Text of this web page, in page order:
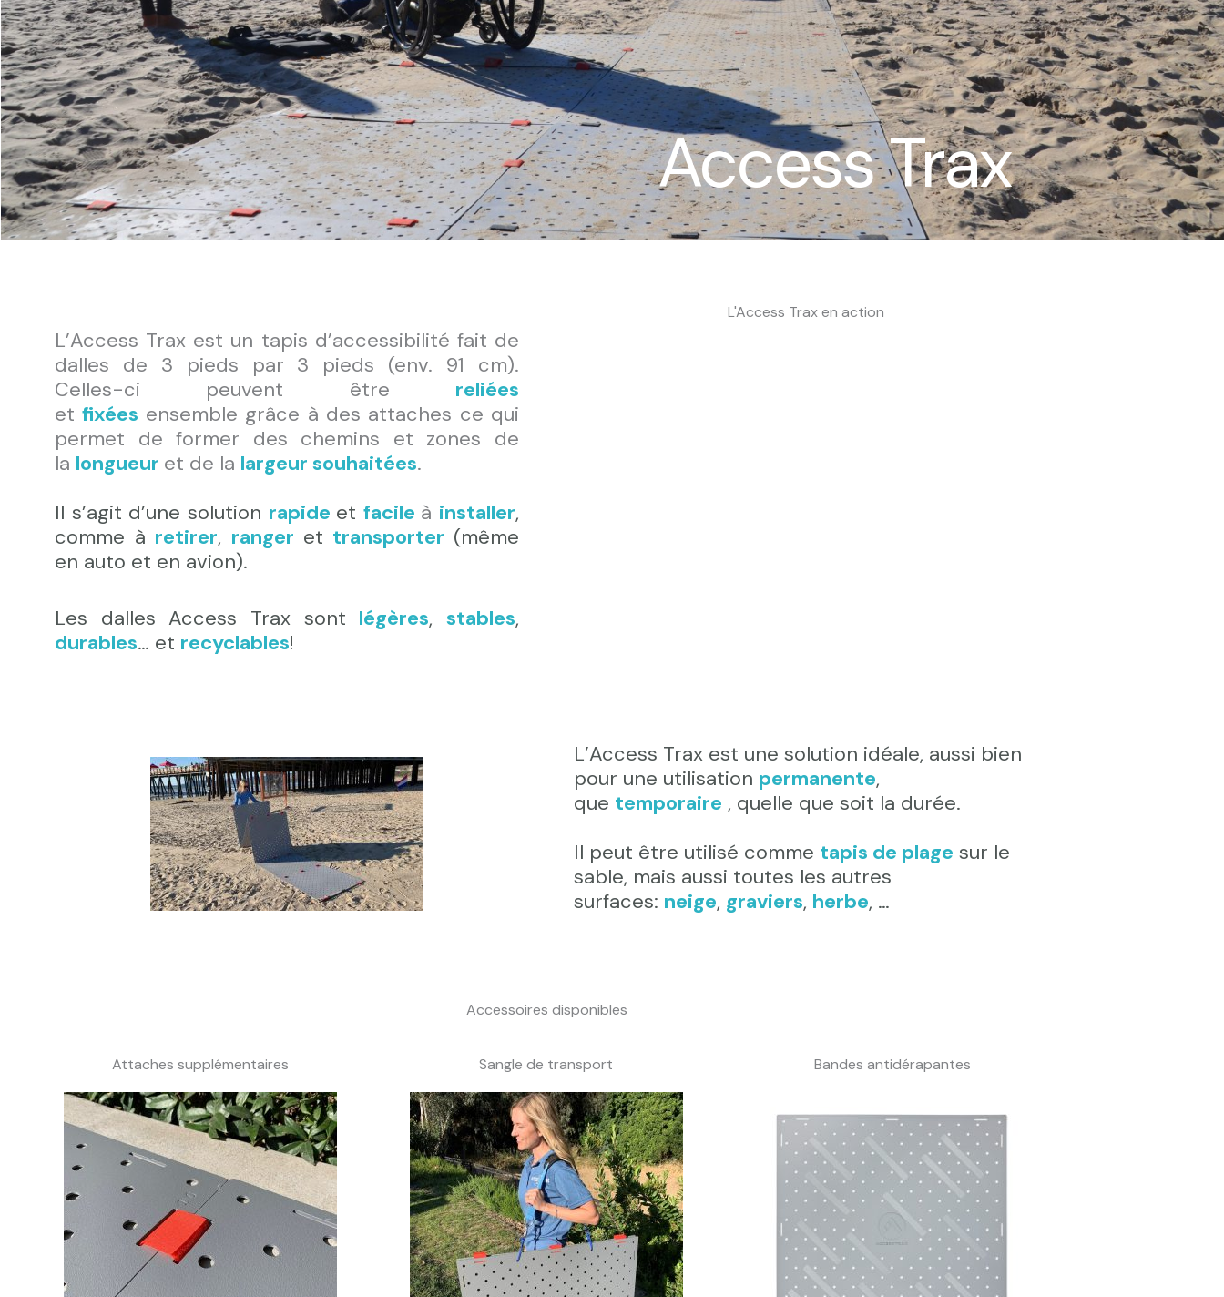
Access Trax
L’Access Trax est un tapis d’accessibilité fait de
dalles de 3 pieds par 3 pieds (env. 91 cm).
Celles-ci peuvent être reliées
etfixées ensemble grâce à des attaches ce qui
permet de former des chemins et zones de
la longueur et de la largeur souhaitées.
Il s’agit d’une solution rapide et facile à installer,
comme à retirer, ranger et transporter (même
en auto et en avion).
Les dalles Access Trax sont légères,stables,
durables… et recyclables!
L'Access Trax en action
L’Access Trax est une solution idéale, aussi bien
pour une utilisation permanente,
que temporaire , quelle que soit la durée.
Il peut être utilisé comme tapis de plage sur le
sable, mais aussi toutes les autres
surfaces: neige, graviers, herbe, …
Accessoires disponibles
Attaches supplémentaires Sangle de transport Bandes antidérapantes